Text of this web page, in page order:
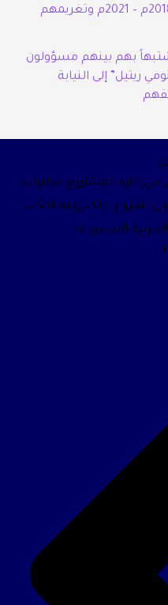
بالقوائم المالية خلال الفترة من 2018م – 2021م وتغريمهم
المالية: إحالة 17 مشتبهاً بهم بينهم مسؤولون
ريتيل” إلى النيابة
إدارة المشاريع القانونية
للفروع الإلكترونية لمكاتب
السعودية.